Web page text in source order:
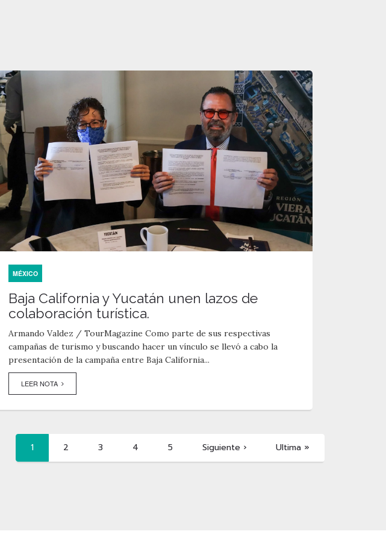
MÉXICO
Baja California y Yucatán unen lazos de
colaboración turística.
Armando Valdez / TourMagazine Como parte de sus respectivas
campañas de turismo y buscando hacer un vínculo se llevó a cabo la
presentación de la campaña entre Baja California...
LEER NOTA
1(current)
2 3 4 5 Siguiente › Ultima »